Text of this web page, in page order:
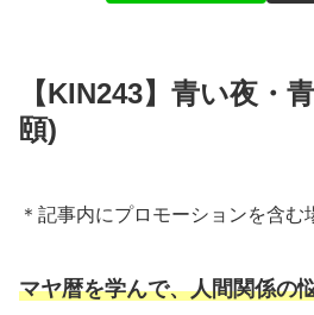
【KIN243】青い夜・
頤)
＊記事内にプロモーションを含む
マヤ暦を学んで、人間関係の